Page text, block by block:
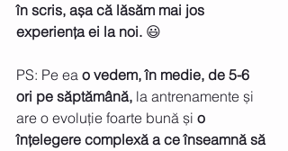
în scris, așa că lăsăm mai jos
experiența ei la noi. 😃
PS: Pe ea o vedem, în medie, de 5-6
ori pe săptămână, la antrenamente și
are o evoluție foarte bună și o
înțelegere complexă a ce înseamnă să